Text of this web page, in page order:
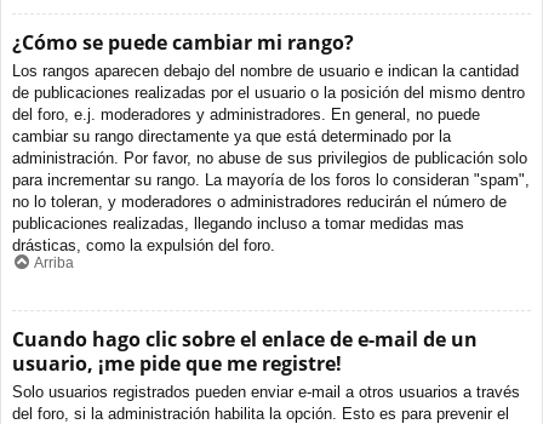
¿Cómo se puede cambiar mi rango?
Los rangos aparecen debajo del nombre de usuario e indican la cantidad
de publicaciones realizadas por el usuario o la posición del mismo dentro
del foro, e.j. moderadores y administradores. En general, no puede
cambiar su rango directamente ya que está determinado por la
administración. Por favor, no abuse de sus privilegios de publicación solo
para incrementar su rango. La mayoría de los foros lo consideran "spam",
no lo toleran, y moderadores o administradores reducirán el número de
publicaciones realizadas, llegando incluso a tomar medidas mas
drásticas, como la expulsión del foro.
Arriba
Cuando hago clic sobre el enlace de e-mail de un
usuario, ¡me pide que me registre!
Solo usuarios registrados pueden enviar e-mail a otros usuarios a través
del foro, si la administración habilita la opción. Esto es para prevenir el